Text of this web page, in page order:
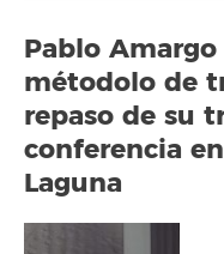
Pablo
métodolo de
repaso de su
conferencia
Laguna